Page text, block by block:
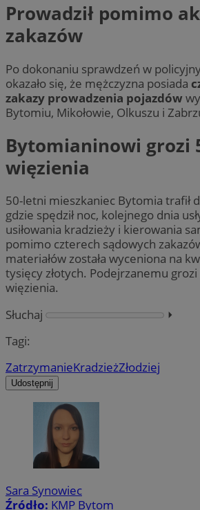
Prowadził pomimo
zakazów
Po dokonaniu sprawdzeń w
okazało się, że mężczyzna posiada
zakazy prowadzenia pojazdów
Bytomiu, Mikołowie, Olkuszu i
Bytomianinowi grozi
więzienia
50-letni mieszkaniec Bytomia trafił
gdzie spędził noc, kolejnego dnia
usiłowania kradzieży i kierowania
pomimo czterech sądowych
materiałów została wyceniona na
tysięcy złotych. Podejrzanemu
więzienia.
Słuchaj
⏵︎
Tagi:
ZatrzymanieKradzieżZłodziej
Udostępnij
Sara Synowiec
Źródło: KMP Bytom